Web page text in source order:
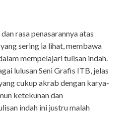
rasa penasarannya atas
sering ia lihat, membawa
mempelajari tulisan indah.
lulusan Seni Grafis ITB, jelas
cukup akrab dengan karya-
ketekunan dan
indah ini justru malah